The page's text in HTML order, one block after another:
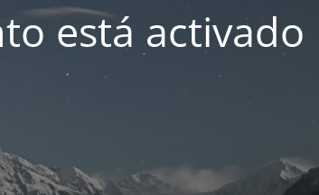
está activado